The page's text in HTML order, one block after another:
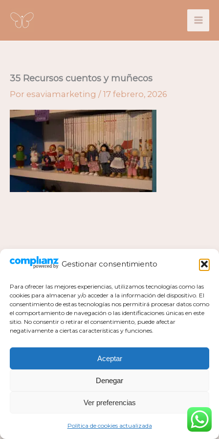
Gestionar consentimiento
Para ofrecer las mejores experiencias, utilizamos tecnologías como las
cookies para almacenar y/o acceder a la información del dispositivo. El
consentimiento de estas tecnologías nos permitirá procesar datos como
el comportamiento de navegación o las identificaciones únicas en este
sitio. No consentir o retirar el consentimiento, puede afectar
negativamente a ciertas características y funciones.
Aceptar
Denegar
Ver preferencias
Política de cookies actualizada
35 Recursos cuentos y muñecos
Por esaviamarketing / 17 febrero, 2026
Política de privacidad
Política de cookies actualizada
Todos los derechos pertenecen a Mar Milla Sánchez © 2026
https://esaviamarketing.com